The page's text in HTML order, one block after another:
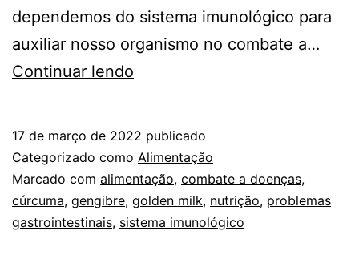
dependemos do sistema imunológico para
auxiliar nosso organismo no combate a…
Continuar lendo
que
fortalecem
o
sistema
17 de março de 2022 publicado
Categorizado como Alimentação
Marcado com alimentação, combate a doenças,
cúrcuma, gengibre, golden milk, nutrição, problemas
gastrointestinais, sistema imunológico